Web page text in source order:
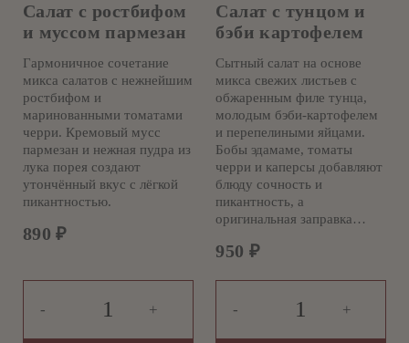
Салат с ростбифом
и муссом пармезан
890 ₽
Гармоничное сочетание
микса салатов с нежнейшим
ростбифом и
маринованными томатами
черри. Кремовый мусс
пармезан и нежная пудра из
лука порея создают
утончённый вкус с лёгкой
пикантностью.
- +
Салат с тунцом и
бэби картофелем
950 ₽
Сытный салат на основе
микса свежих листьев с
обжаренным филе тунца,
молодым бэби-картофелем
и перепелиными яйцами.
Бобы эдамаме, томаты
черри и каперсы добавляют
блюду сочность и
пикантность, а
оригинальная заправка…
- +